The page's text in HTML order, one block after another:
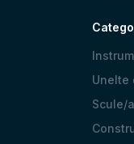
Unelte
Scule/